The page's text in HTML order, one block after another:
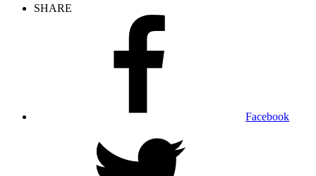
SHARE
Facebook